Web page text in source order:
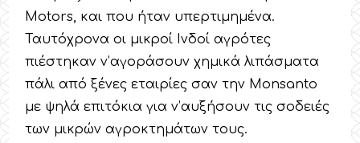
Motors, και που ήταν υπερτιμημένα.
Ταυτόχρονα οι μικροί Ινδοί αγρότες
πιέστηκαν ν’αγοράσουν χημικά λιπάσματα
πάλι από ξένες εταιρίες σαν την Monsanto
με ψηλά επιτόκια για ν’αυξήσουν τις σοδειές
των μικρών αγροκτημάτων τους.